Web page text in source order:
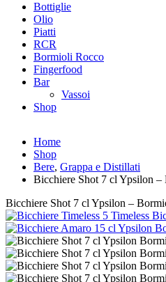
Bottiglie
Olio
Piatti
RCR
Bormioli Rocco
Fingerfood
Bar
Vassoi
Shop
Home
Shop
Bere, Grappa e Distillati
Bicchiere Shot 7 cl Ypsilon
Bicchiere Shot 7 cl Ypsilon –
Timeless